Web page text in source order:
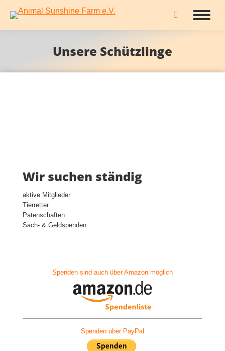
Search:
Unsere Schützlinge
Wir suchen ständig
aktive Mitglieder
Tierretter
Patenschaften
Sach- & Geldspenden
Spenden sind auch über Amazon möglich
Spenden über PayPal